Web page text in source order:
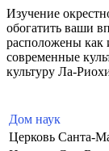
Изучение
обогатить ваши
расположены как
современные
культуру Ла-
Дом наук
Церковь Санта-